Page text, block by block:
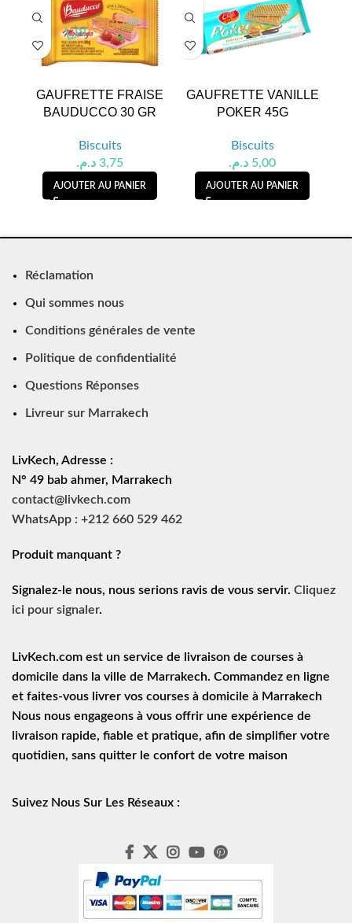
GAUFRETTE FRAISE
BAUDUCCO 30 GR
Biscuits
3,75 د.م.
AJOUTER AU PANIER
GAUFRETTE VANILLE
POKER 45G
Biscuits
5,00 د.م.
AJOUTER AU PANIER
Réclamation
Qui sommes nous
Conditions générales de vente
Politique de confidentialité
Questions Réponses
Livreur sur Marrakech
LivKech, Adresse :
N° 49 bab ahmer, Marrakech
contact@livkech.com
WhatsApp : +212 660 529 462
Produit manquant ?
Signalez-le nous, nous serions ravis de vous servir. Cliquez
ici pour signaler.
LivKech.com est un service de
livraison de courses à
domicile dans la ville de Marrakech. Commandez en ligne
et faites-vous livrer vos courses à domicile à Marrakech
Nous nous engageons à vous offrir une expérience de
livraison rapide, fiable et pratique, afin de simplifier votre
quotidien, sans quitter le confort de votre maison
Suivez Nous Sur Les Réseaux :